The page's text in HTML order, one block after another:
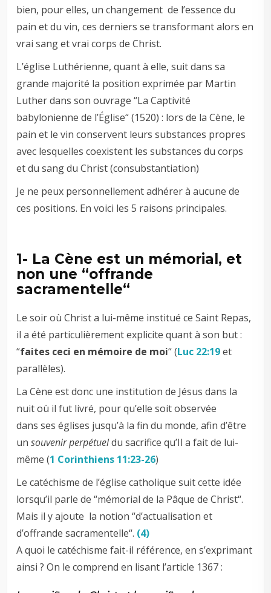
bien, pour elles, un changement de l’essence du
pain et du vin, ces derniers se transformant alors en
vrai sang et vrai corps de Christ.
L’église Luthérienne, quant à elle, suit dans sa
grande majorité la position exprimée par Martin
Luther dans son ouvrage “La Captivité
babylonienne de l’Église“ (1520) : lors de la Cène, le
pain et le vin conservent leurs substances propres
avec lesquelles coexistent les substances du corps
et du sang du Christ (consubstantiation)
Je ne peux personnellement adhérer à aucune de
ces positions. En voici les 5 raisons principales.
1- La Cène est un mémorial, et
non une “offrande
sacramentelle“
Le soir où Christ a lui-même institué ce Saint Repas,
il a été particulièrement explicite quant à son but :
“faites ceci en mémoire de moi“ (Luc 22:19et
parallèles).
La Cène est donc une institution de Jésus dans la
nuit où il fut livré, pour qu’elle soit observée
dans ses églises jusqu’à la fin du monde, afin d’être
unsouvenir perpétueldu sacrifice qu’Il a fait de lui-
même (1 Corinthiens 11:23-26)
Le catéchisme de l’église catholique suit cette idée
lorsqu’il parle de “mémorial de la Pâque de Christ“.
Mais il y ajoute la notion “d’actualisation et
d’offrande sacramentelle“. (4)
A quoi le catéchisme fait-il référence, en s’exprimant
ainsi ? On le comprend en lisant l’article 1367 :